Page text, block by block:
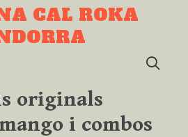
CAL ROKA
originals
i combos